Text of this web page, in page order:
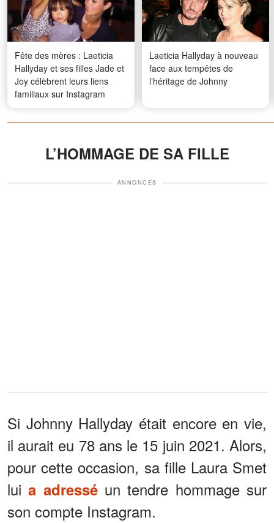
Fête des mères : Laeticia
Hallyday et ses filles Jade et
Joy célèbrent leurs liens
familiaux sur Instagram
Laeticia Hallyday à nouveau
face aux tempêtes de
l’héritage de Johnny
L’HOMMAGE DE SA FILLE
ANNONCES
Si Johnny Hallyday était encore en vie,
il aurait eu 78 ans le 15 juin 2021. Alors,
pour cette occasion, sa fille Laura Smet
luia adresséun tendre hommage sur
son compte Instagram.